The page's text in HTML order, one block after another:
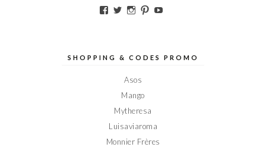
Voir
sur
Voir
sur
Voir
sur
Voir
sur sur
SHOPPING & CODES PROMO
Asos
Mango
Mytheresa
Luisaviaroma
Monnier Frères